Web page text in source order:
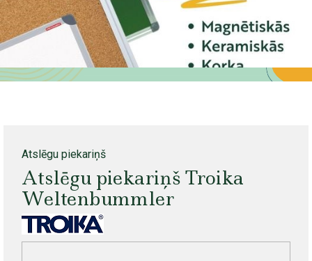
Atslēgu piekariņš
Atslēgu piekariņš Troika
Weltenbummler